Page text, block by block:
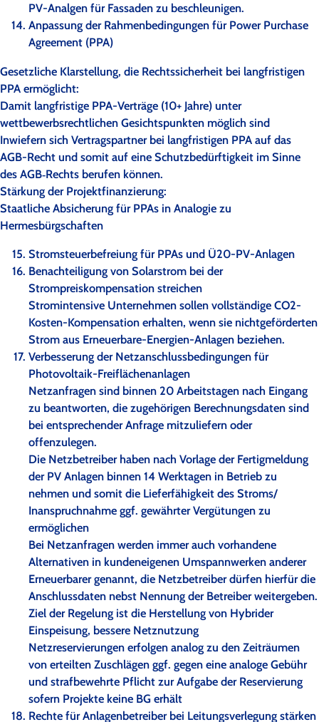
PV-Analgen für Fassaden zu beschleunigen.
Anpassung der Rahmenbedingungen für Power Purchase
Agreement (PPA)
Gesetzliche Klarstellung, die Rechtssicherheit bei langfristigen
PPA ermöglicht:
Damit langfristige PPA-Verträge (10+ Jahre) unter
wettbewerbsrechtlichen Gesichtspunkten möglich sind
Inwiefern sich Vertragspartner bei langfristigen PPA auf das
AGB-Recht und somit auf eine Schutzbedürftigkeit im Sinne
des AGB‐Rechts berufen können.
Stärkung der Projektfinanzierung:
Staatliche Absicherung für PPAs in Analogie zu
Hermesbürgschaften
Stromsteuerbefreiung für PPAs und Ü20-PV-Anlagen
Benachteiligung von Solarstrom bei der
Strompreiskompensation streichen
Stromintensive Unternehmen sollen vollständige CO2-
Kosten-Kompensation erhalten, wenn sie nichtgeförderten
Strom aus Erneuerbare-Energien-Anlagen beziehen.
Verbesserung der Netzanschlussbedingungen für
Photovoltaik-Freiflächenanlagen
Netzanfragen sind binnen 20 Arbeitstagen nach Eingang
zu beantworten, die zugehörigen Berechnungsdaten sind
bei entsprechender Anfrage mitzuliefern oder
offenzulegen.
Die Netzbetreiber haben nach Vorlage der Fertigmeldung
der PV Anlagen binnen 14 Werktagen in Betrieb zu
nehmen und somit die Lieferfähigkeit des Stroms/
Inanspruchnahme ggf. gewährter Vergütungen zu
ermöglichen
Bei Netzanfragen werden immer auch vorhandene
Alternativen in kundeneigenen Umspannwerken anderer
Erneuerbarer genannt, die Netzbetreiber dürfen hierfür die
Anschlussdaten nebst Nennung der Betreiber weitergeben.
Ziel der Regelung ist die Herstellung von Hybrider
Einspeisung, bessere Netznutzung
Netzreservierungen erfolgen analog zu den Zeiträumen
von erteilten Zuschlägen ggf. gegen eine analoge Gebühr
und strafbewehrte Pflicht zur Aufgabe der Reservierung
sofern Projekte keine BG erhält
Rechte für Anlagenbetreiber bei Leitungsverlegung stärken